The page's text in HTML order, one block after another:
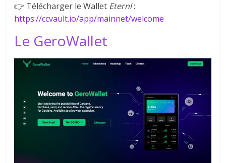
👉 Télécharger le Wallet Eternl:
https://ccvault.io/app/mainnet/welcome
Le GeroWallet